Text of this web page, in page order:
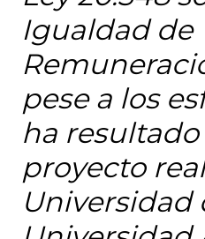
Igualdad de
pese a los
ha resultado
proyecto
Universidad